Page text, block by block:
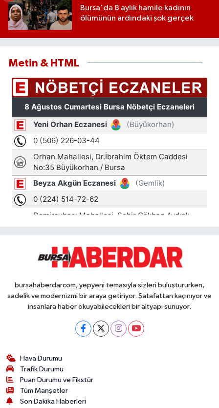
Bursa'da 8 aylık hamile kadının
ölümünün ardındaki şok gerçek
Metin & HTML
bursahaberdarcom, yepyeni temasıyla sizleri buluştururken,
sadelik ve modernizmi bir araya getiriyor. Şatafattan kaçınıyor ve
insanlara haber okuyabilecekleri bir altyapı sunuyor.
Hava Durumu
Trafik Durumu
Puan Durumu ve Fikstür
Tüm Manşetler
Son Dakika Haberleri